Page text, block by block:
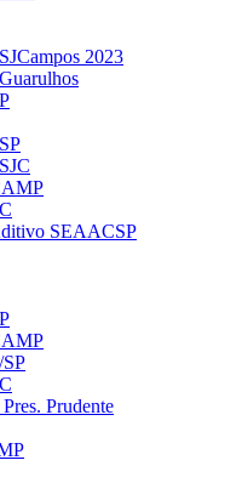
2023
SEAACSP
Prudente